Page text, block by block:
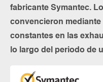
fabricante Symantec.
convencieron
constantes en las
lo largo del periodo de